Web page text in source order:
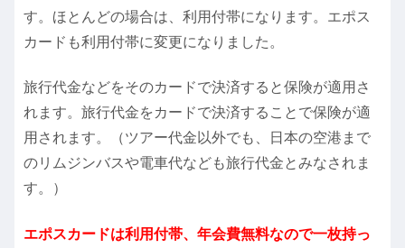
す。ほとんどの場合は、利用付帯になります。エポス
カードも利用付帯に変更になりました。
旅行代金などをそのカードで決済すると保険が適用さ
れます。旅行代金をカードで決済することで保険が適
用されます。（ツアー代金以外でも、日本の空港まで
のリムジンバスや電車代なども旅行代金とみなされま
す。）
エポスカードは利用付帯、年会費無料なので一枚持っ